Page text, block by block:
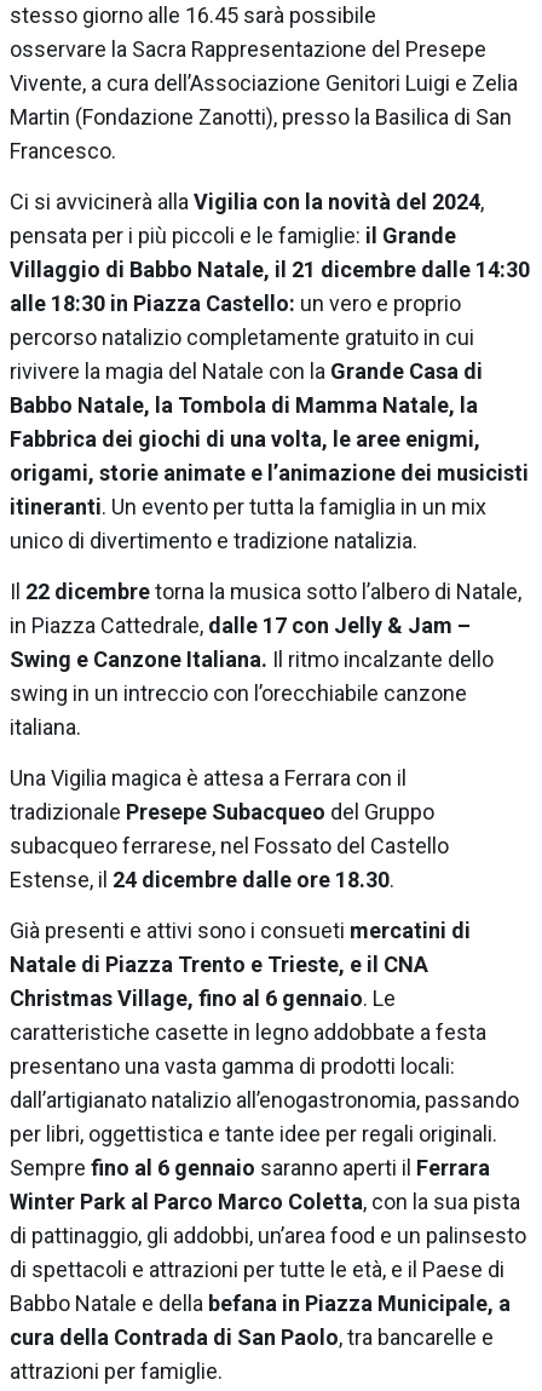
stesso giorno alle 16.45 sarà possibile
osservare la Sacra Rappresentazione del Presepe
Vivente, a cura dell’Associazione Genitori Luigi e Zelia
Martin (Fondazione Zanotti), presso la Basilica di San
Francesco.
Ci si avvicinerà alla Vigilia con la novità del 2024,
pensata per i più piccoli e le famiglie: il Grande
Villaggio di Babbo Natale, il 21 dicembre dalle 14:30
alle 18:30 in Piazza Castello: un vero e proprio
percorso natalizio completamente gratuito in cui
rivivere la magia del Natale con la Grande Casa di
Babbo Natale, la Tombola di Mamma Natale, la
Fabbrica dei giochi di una volta, le aree enigmi,
origami, storie animate e l’animazione dei musicisti
itineranti. Un evento per tutta la famiglia in un mix
unico di divertimento e tradizione natalizia.
Il 22 dicembretorna la musica sotto l’albero di Natale,
in Piazza Cattedrale, dalle 17 con Jelly & Jam –
Swing e Canzone Italiana. Il ritmo incalzante dello
swing in un intreccio con l’orecchiabile canzone
italiana.
Una Vigilia magica è attesa a Ferrara con il
tradizionale Presepe Subacqueo del Gruppo
subacqueo ferrarese, nel Fossato del Castello
Estense, il 24 dicembre dalle ore 18.30.
Già presenti e attivi sono i consueti mercatini di
Natale di Piazza Trento e Trieste, e il CNA
Christmas Village, fino al 6 gennaio. Le
caratteristiche casette in legno addobbate a festa
presentano una vasta gamma di prodotti locali:
dall’artigianato natalizio all’enogastronomia, passando
per libri, oggettistica e tante idee per regali originali.
Sempre fino al 6 gennaio saranno aperti il Ferrara
Winter Park al Parco Marco Coletta, con la sua pista
di pattinaggio, gli addobbi, un’area food e un palinsesto
di spettacoli e attrazioni per tutte le età, e il Paese di
Babbo Natale e della befana in Piazza Municipale, a
cura della Contrada di San Paolo, tra bancarelle e
attrazioni per famiglie.